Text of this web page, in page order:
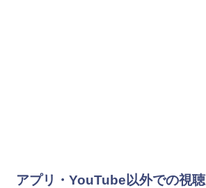
アプリ・YouTube以外での視聴